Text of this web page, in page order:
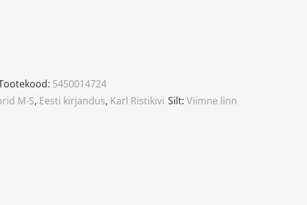
5450014724
M-S, Eesti kirjandus, Karl Ristikivi Silt: Viimne linn